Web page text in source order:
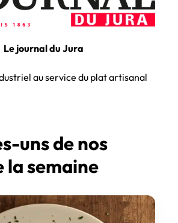
Le journal du Jura
au service du plat artisanal
uns de nos
la semaine